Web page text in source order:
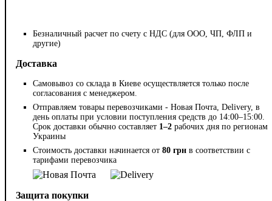
Безналичный расчет по счету с НДС (для ООО, ЧП, ФЛП и
другие)
Доставка
Самовывоз со склада в Киеве осуществляется только после
согласования с менеджером.
Отправляем товары перевозчиками - Новая Почта, Delivery, в
день оплаты при условии поступления средств до 14:00–15:00.
Срок доставки обычно составляет 1–2 рабочих дня по регионам
Украины
Стоимость доставки начинается от 80 грн в соответствии с
тарифами перевозчика
Защита покупки